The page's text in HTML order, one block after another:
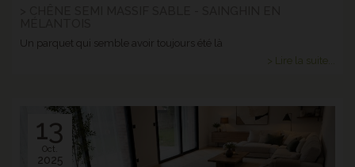
Un parquet qui semble avoir toujours été là
> Lire la suite...
13
Oct.
2025